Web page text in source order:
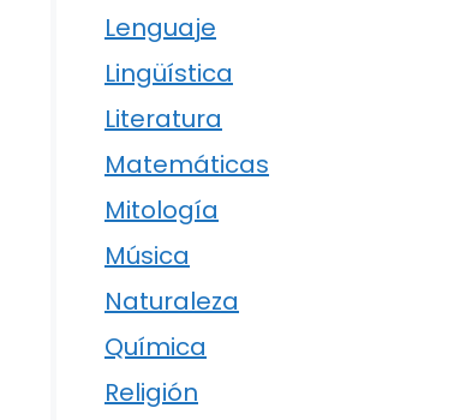
Lenguaje
Lingüística
Literatura
Matemáticas
Mitología
Música
Naturaleza
Química
Religión